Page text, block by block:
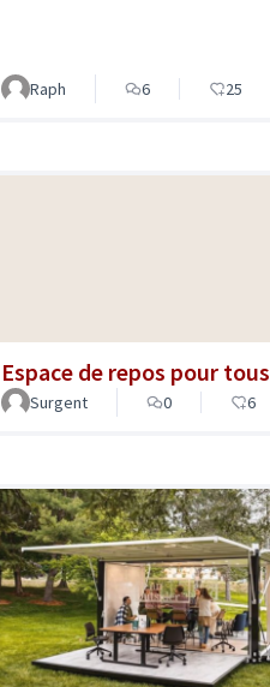
Raph 6 25
Espace de repos pour tous
Surgent
0 6